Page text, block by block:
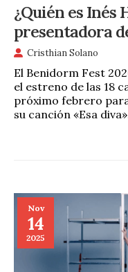
¿Quién es Inés
presentadora
Cristhian Solano
El Benidorm Fest
el estreno de las 18
próximo febrero
su canción «Esa
Nov
14
2025